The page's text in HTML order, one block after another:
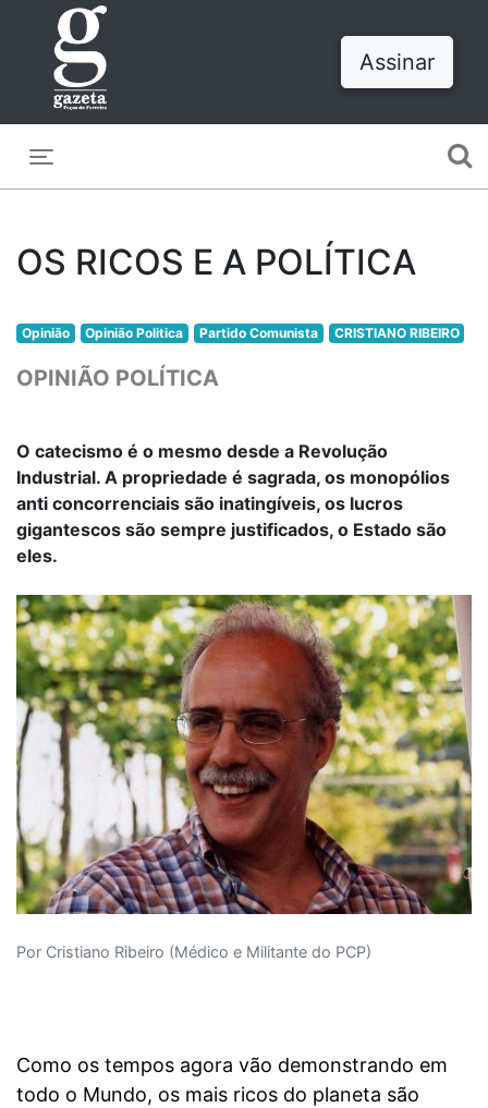
Assinar
OS RICOS E A POLÍTICA
Opinião Opinião Politica Partido Comunista CRISTIANO RIBEIRO
OPINIÃO POLÍTICA
O catecismo é o mesmo desde a Revolução
Industrial. A propriedade é sagrada, os monopólios
anti concorrenciais são inatingíveis, os lucros
gigantescos são sempre justificados, o Estado são
eles.
Por Cristiano Ribeiro (Médico e Militante do PCP)
Como os tempos agora vão demonstrando em
todo o Mundo, os mais ricos do planeta são